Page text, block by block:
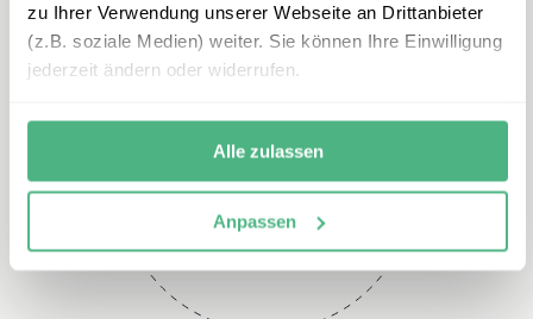
zu Ihrer Verwendung unserer Webseite an Drittanbieter
(z.B. soziale Medien) weiter. Sie können Ihre Einwilligung
jederzeit ändern oder widerrufen.
Alle zulassen
Anpassen
Öffnungszeiten
Montag – Freitag:
08:00 – 19:00
und nach individueller
Terminvereinbarung